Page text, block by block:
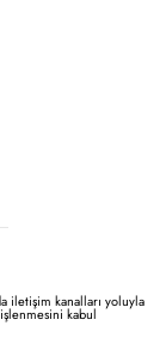
iletişim kanalları yoluyla
kabul